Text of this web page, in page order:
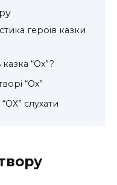
героїв казки
“Ох”?
“Ох”
слухати